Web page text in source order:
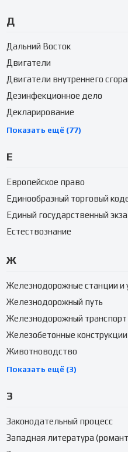
Д
Дальний Восток
Двигатели
Двигатели внутреннего
Дезинфекционное дело
Декларирование
Показать ещё (77)
Е
Европейское право
Единообразный торговый
Единый государственный
Естествознание
Ж
Железнодорожные станции и
Железнодорожный путь
Железнодорожный транспорт
Железобетонные конструкции
Животноводство
Показать ещё (3)
З
Законодательный процесс
Западная литература